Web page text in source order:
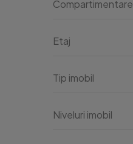
Compartimentare
Etaj
Tip imobil
Niveluri imobil